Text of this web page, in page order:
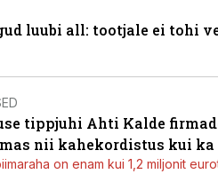
luubi all: tootjale ei tohi
tippjuhi Ahti Kalde
nii kahekordistus kui ka
on enam kui 1,2 miljonit